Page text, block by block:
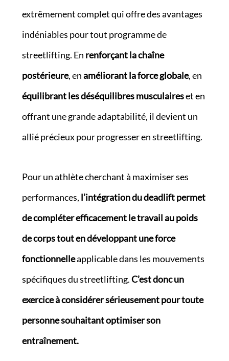
extrêmement complet qui offre des avantages
indéniables pour tout programme de
streetlifting. En renforçant la chaîne
postérieure, enaméliorant la force globale, en
équilibrant les déséquilibres musculaireset en
offrant une grande adaptabilité, il devient un
allié précieux pour progresser en streetlifting.
Pour un athlète cherchant à maximiser ses
performances, l’intégration du deadlift permet
de compléter efficacement le travail au poids
de corps tout en développant une force
fonctionnelleapplicable dans les mouvements
spécifiques du streetlifting.C’est donc un
exercice à considérer sérieusement pour toute
personne souhaitant optimiser son
entraînement.